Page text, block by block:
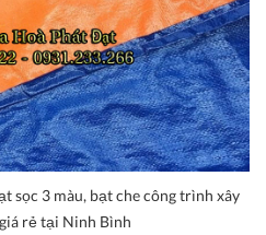
sọc 3 màu, bạt che công trình xây
rẻ tại Ninh Bình